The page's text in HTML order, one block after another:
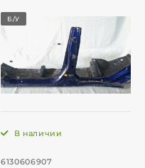
Б/У
6130606907
В наличии